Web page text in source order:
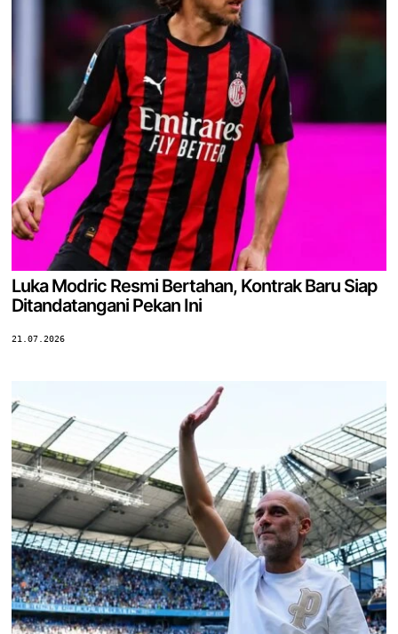
Luka Modric Resmi Bertahan, Kontrak Baru Siap
Ditandatangani Pekan Ini
21.07.2026